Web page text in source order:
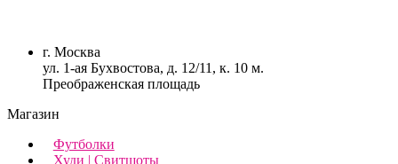
г. Москва
ул. 1-ая Бухвостова, д. 12/11, к. 10 м.
Преображенская площадь
Магазин
Футболки
Худи | Свитшоты